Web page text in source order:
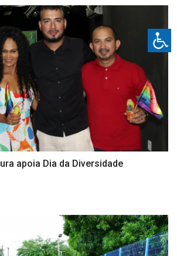
apoia Dia da Diversidade